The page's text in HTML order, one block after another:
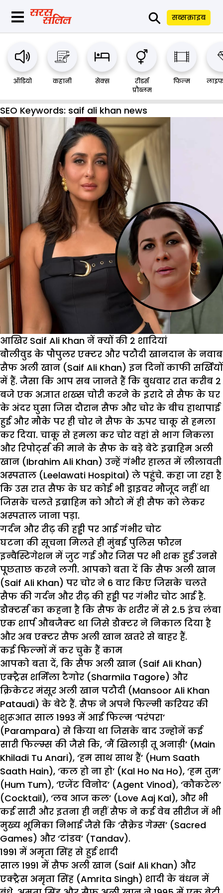
⚲ सब्सक्राइब
ऑडियो कहानी सेक्स
रीडर्स
प्रौब्लम
फिल्म
SEO Keywords: saif ali khan news
आखिर Saif Ali Khan नें क्यों की 2 शादियां
बौलीवुड के पौपुलर एक्टर और पटौदी खानदान के नवाब
सैफ अली खान (Saif Ali Khan) इन दिनों काफी सर्खियों
में हैं. जैसा कि आप सब जानते हैं कि बुधवार रात करीब 2
बजे एक अज्ञात शख्स चोरी करने के इरादे से सैफ के घर
के अंदर घुसा जिस दौरान सैफ और चोर के बीच हाथापाई
हुई और मौके पर ही चोर ने सैफ के ऊपर चाकू से हमला
कर दिया. चाकू से हमला कर चोर वहां से भाग निकला
और रिपोर्ट्स की माने के सैफ के बड़े बेटे इब्राहिम अली
खान (Ibrahim Ali Khan) उन्हें गंभीर हालत में लीलावती
अस्पताल (Leelawati Hospital) ले पहुंचे. कहा जा रहा है
कि उस रात सैफ के घर कोई भी ड्राइवर मौजूद नहीं था
जिसके चलते इब्राहिम को औटो में ही सैफ को लेकर
अस्पताल जाना पड़ा.
गर्दन और रीढ़ की हड्डी पर आई गंभीर चोट
घटना की सूचना मिलते ही मुंबई पुलिस फौरन
इन्वैस्टिगेशन में जुट गई और जिस पर भी शक हुई उनसे
पूछताछ करने लगी. आपको बता दें कि सैफ अली खान
(Saif Ali Khan) पर चोर ने 6 वार किए जिसके चलते
सैफ की गर्दन और रीढ़ की हड्डी पर गंभीर चोट आई है.
डौक्टर्स का कहना है कि सैफ के शरीर में से 2.5 इंच लंबा
एक शार्प औबजैक्ट था जिसे डौक्टर ने निकाल दिया है
और अब एक्टर सैफ अली खान खतरे से बाहर हैं.
कई फिल्मों में कर चुके हैं काम
आपको बता दें, कि सैफ अली खान (Saif Ali Khan)
एक्ट्रैस शर्मिला टैगोर (Sharmila Tagore) और
क्रिकेटर मंसूर अली खान पटौदी (Mansoor Ali Khan
Pataudi) के बेटे हैं. सैफ ने अपने फिल्मी करियर की
शुरूआत साल 1993 में आई फिल्म ‘परंपरा’
(Parampara) से किया था जिसके बाद उन्होनें कई
सारी फिल्म्स की जैसे कि, ‘मैं खिलाड़ी तू अनाड़ी’ (Main
Khiladi Tu Anari), ‘हम साथ साथ हैं’ (Hum Saath
Saath Hain), ‘कल हो ना हो’ (Kal Ho Na Ho), ‘हम तुम’
(Hum Tum), ‘एजेंट विनोद’ (Agent Vinod), ‘कौकटेल’
(Cocktail), ‘लव आज कल’ (Love Aaj Kal), और भी
कई सारी और इतना ही नहीं सैफ ने कई वेब सीरीज में भी
मुख्य भूमिका निभाई जैसे कि ‘सैक्रेड गेम्स’ (Sacred
Games) और ‘टांडव’ (Tandav).
1991 में अमृता सिंह से हुई शादी
साल 1991 में सैफ अली खान (Saif Ali Khan) और
एक्ट्रैस अमृता सिंह (Amrita Singh) शादी के बंधन में